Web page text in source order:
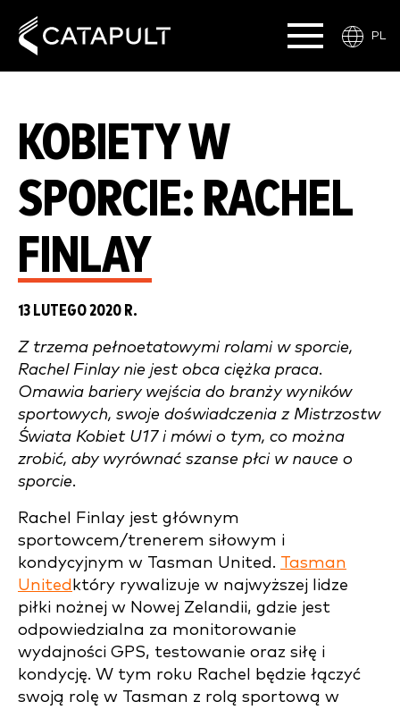
PL
KOBIETY W
SPORCIE: RACHEL
FINLAY
13 LUTEGO 2020 R.
Z trzema pełnoetatowymi rolami w sporcie,
Rachel Finlay nie jest obca ciężka praca.
Omawia bariery wejścia do branży wyników
sportowych, swoje doświadczenia z Mistrzostw
Świata Kobiet U17 i mówi o tym, co można
zrobić, aby wyrównać szanse płci w nauce o
sporcie.
Rachel Finlay jest głównym
sportowcem/trenerem siłowym i
kondycyjnym w Tasman United. Tasman
United który rywalizuje w najwyższej lidze
piłki nożnej w Nowej Zelandii, gdzie jest
odpowiedzialna za monitorowanie
wydajności GPS, testowanie oraz siłę i
kondycję. W tym roku Rachel będzie łączyć
swoją rolę w Tasman z rolą sportową w